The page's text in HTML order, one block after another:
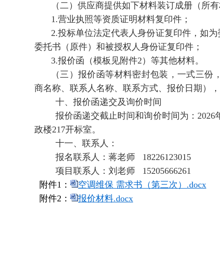
（二）供应商提供如下材料装订成册（所
1.营业执照等资质证明材料复印件；
2.投标单位法定代表人身份证复印件，如
委托书（原件）和被授权人身份证复印件；
3.报价函（模板见附件2）等其他材料。
（三）报价函等材料密封包装，一式三
商名称、联系人名称、联系方式、报价日期）
十、报价函递交及询价时间
报价函递交截止时间和询价时间为：
政楼217开标室。
十一、联系人：
报名联系人：蒋老师 18226123015
项目联系人：刘老师 15205666261
附件1：
空调维保 需求书（第三次）.docx
附件2：
报价材料.docx